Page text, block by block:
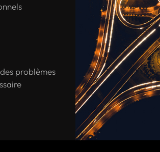
problèmes